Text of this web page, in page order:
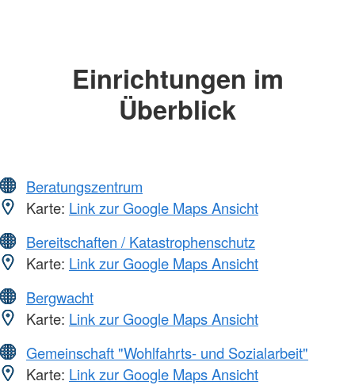
Einrichtungen im
Überblick
Beratungszentrum
Karte: Link zur Google Maps Ansicht
Bereitschaften / Katastrophenschutz
Karte: Link zur Google Maps Ansicht
Bergwacht
Karte: Link zur Google Maps Ansicht
Gemeinschaft "Wohlfahrts- und Sozialarbeit"
Karte: Link zur Google Maps Ansicht